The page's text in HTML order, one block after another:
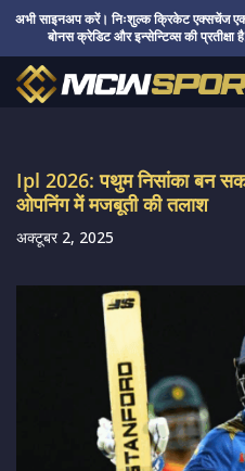
अभी साइनअप करें। निःशुल्क क्रिकेट एक्सचेंज
बोनस क्रेडिट और इन्सेन्टिव्स की प्रतीक्षा
Ipl 2026: पथुम निसांका बन
ओपनिंग में मजबूती की तलाश
अक्टूबर 2, 2025